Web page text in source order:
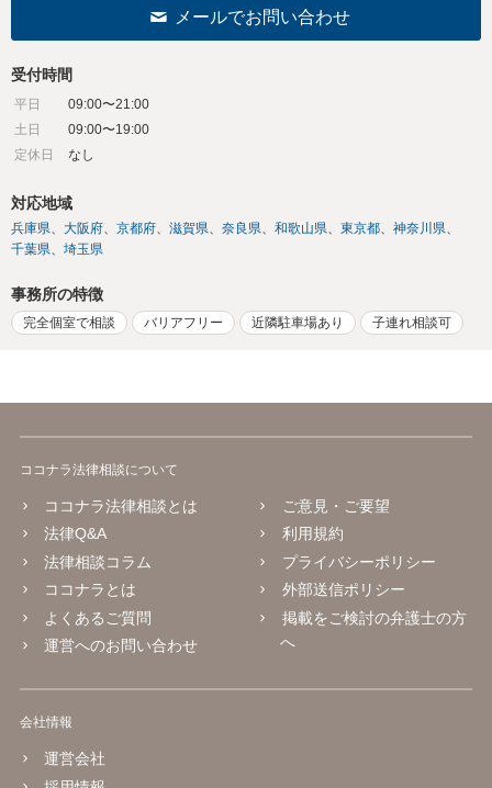
メールでお問い合わせ
受付時間
平日
09:00〜21:00
土日
09:00〜19:00
定休日
なし
対応地域
兵庫県 大阪府 京都府 滋賀県 奈良県 和歌山県 東京都
神奈川県
千葉県
埼玉県
事務所の特徴
完全個室で相談 バリアフリー 近隣駐車場あり 子連れ相談可
ココナラ法律相談について
ココナラ法律相談とは
法律Q&A
法律相談コラム
ココナラとは
よくあるご質問
運営へのお問い合わせ
ご意見・ご要望
利用規約
プライバシーポリシー
外部送信ポリシー
掲載をご検討の弁護士の方
へ
会社情報
運営会社